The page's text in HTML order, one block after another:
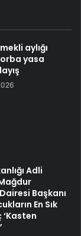
aylığı
yasa
Adli
Başkanı
En Sık
‘Kasten